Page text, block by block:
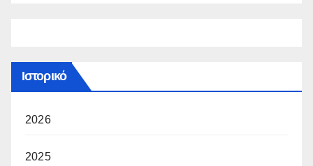
Ιστορικό
2026
2025